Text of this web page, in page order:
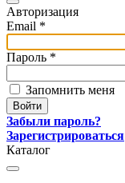
Авторизация
Email *
Пароль *
Запомнить меня
Забыли пароль?
Зарегистрироваться
Каталог